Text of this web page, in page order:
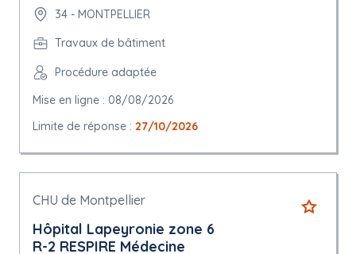
34 - MONTPELLIER
Travaux de bâtiment
Procédure adaptée
Mise en ligne : 08/08/2026
Limite de réponse : 27/10/2026
CHU de Montpellier
Hôpital Lapeyronie zone 6
R-2 RESPIRE Médecine